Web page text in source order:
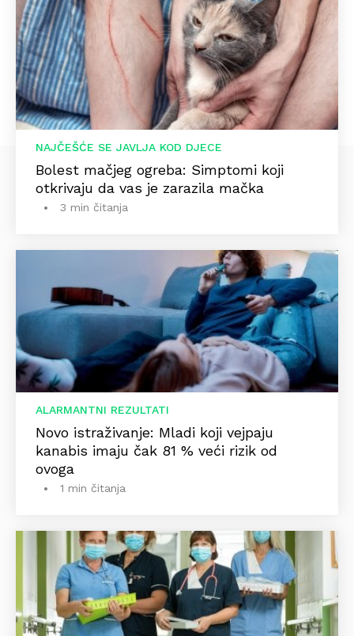
NAJČEŠĆE SE JAVLJA KOD DJECE
Bolest mačjeg ogreba: Simptomi koji
otkrivaju da vas je zarazila mačka
3 min čitanja
ALARMANTNI REZULTATI
Novo istraživanje: Mladi koji vejpaju
kanabis imaju čak 81 % veći rizik od
ovoga
1 min čitanja